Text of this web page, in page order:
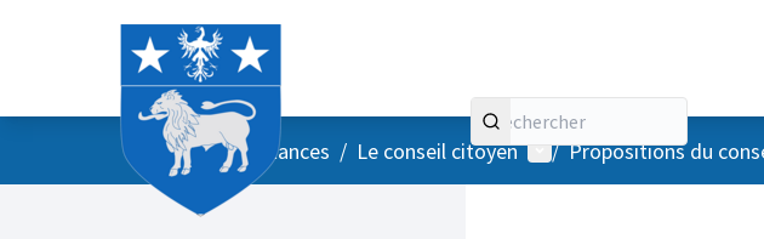
AccueilMenu principal
/ Vos instances / Le conseil citoyen Menu utilisateur
/ Propositions du